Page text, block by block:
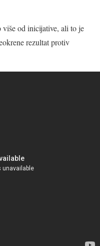
više od inicijative, ali to je
rezultat protiv